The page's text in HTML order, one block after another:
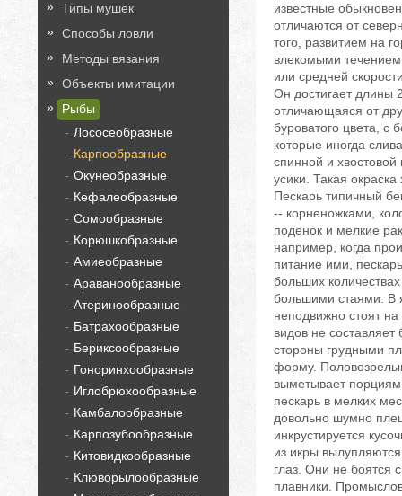
Типы мушек
Способы ловли
Методы вязания
Объекты имитации
Рыбы
Лососеобразные
Карпообразные
Окунеобразные
Кефалеобразные
Сомообразные
Корюшкобразные
Амиеобразные
Араванообразные
Атеринообразные
Батрахообразные
Бериксообразные
Гоноринхообразные
Иглобрюхообразные
Камбалообразные
Карпозубообразные
Китовидкообразные
Клюворылообразные
известные
отличаются от
того, развитием на
влекомыми
или средней
Он достигает длины
отличающаяся от
буроватого цвета, с
которые иногда
спинной и
усики. Такая
Пескарь типичный
-- корненожками,
поденок и мелкие
например, когда
питание ими,
больших
большими стаями. В
неподвижно стоят
видов не
стороны грудными
форму.
выметывает
пескарь в мелких
довольно шумно
инкрустируется
из икры
глаз. Они не боятся
плавники.